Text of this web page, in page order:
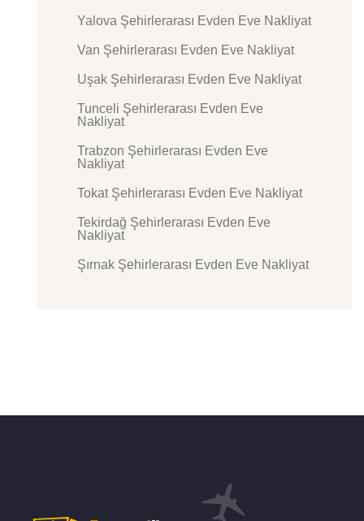
Yalova Şehirlerarası Evden Eve Nakliyat
Van Şehirlerarası Evden Eve Nakliyat
Uşak Şehirlerarası Evden Eve Nakliyat
Tunceli Şehirlerarası Evden Eve
Nakliyat
Trabzon Şehirlerarası Evden Eve
Nakliyat
Tokat Şehirlerarası Evden Eve Nakliyat
Tekirdağ Şehirlerarası Evden Eve
Nakliyat
Şırnak Şehirlerarası Evden Eve Nakliyat